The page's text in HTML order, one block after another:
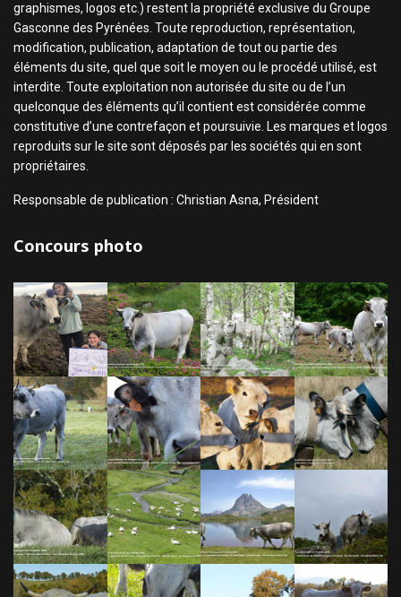
graphismes, logos etc.) restent la propriété exclusive du Groupe
Gasconne des Pyrénées. Toute reproduction, représentation,
modification, publication, adaptation de tout ou partie des
éléments du site, quel que soit le moyen ou le procédé utilisé, est
interdite. Toute exploitation non autorisée du site ou de l’un
quelconque des éléments qu’il contient est considérée comme
constitutive d’une contrefaçon et poursuivie. Les marques et logos
reproduits sur le site sont déposés par les sociétés qui en sont
propriétaires.
Responsable de publication : Christian Asna, Président
Concours photo